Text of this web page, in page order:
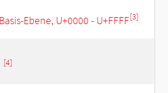
Ebene, U+0000 - U+FFFF[3]
[4]